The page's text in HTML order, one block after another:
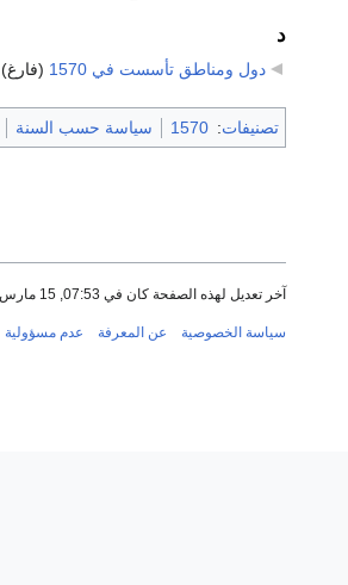
د
دول ومناطق تأسست في 1570 (فارغ)
تصنيفات:
1570 سياسة حسب السنة
آخر تعديل لهذه الصفحة كان في 07:53, 15 مارس 2010.
سياسة الخصوصية عن المعرفة عدم مسؤولية